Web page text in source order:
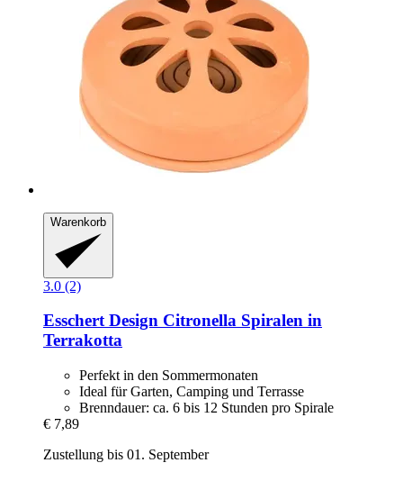
Warenkorb
3.0 (2)
Esschert Design Citronella Spiralen in
Terrakotta
Perfekt in den Sommermonaten
Ideal für Garten, Camping und Terrasse
Brenndauer: ca. 6 bis 12 Stunden pro Spirale
€ 7,89
Zustellung bis 01. September